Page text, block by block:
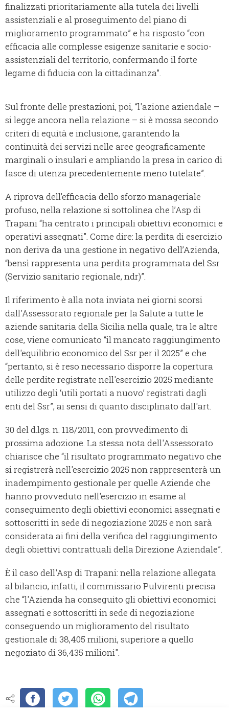
finalizzati prioritariamente alla tutela dei livelli
assistenziali e al proseguimento del piano di
miglioramento programmato” e ha risposto “con
efficacia alle complesse esigenze sanitarie e socio-
assistenziali del territorio, confermando il forte
legame di fiducia con la cittadinanza”.
Sul fronte delle prestazioni, poi, “l'azione aziendale –
si legge ancora nella relazione – si è mossa secondo
criteri di equità e inclusione, garantendo la
continuità dei servizi nelle aree geograficamente
marginali o insulari e ampliando la presa in carico di
fasce di utenza precedentemente meno tutelate”.
A riprova dell’efficacia dello sforzo manageriale
profuso, nella relazione si sottolinea che l’Asp di
Trapani “ha centrato i principali obiettivi economici e
operativi assegnati". Come dire: la perdita di esercizio
non deriva da una gestione in negativo dell’Azienda,
“bensì rappresenta una perdita programmata del Ssr
(Servizio sanitario regionale, ndr)”.
Il riferimento è alla nota inviata nei giorni scorsi
dall'Assessorato regionale per la Salute a tutte le
aziende sanitaria della Sicilia nella quale, tra le altre
cose, viene comunicato “il mancato raggiungimento
dell'equilibrio economico del Ssr per il 2025” e che
“pertanto, si è reso necessario disporre la copertura
delle perdite registrate nell'esercizio 2025 mediante
utilizzo degli ‘utili portati a nuovo’ registrati dagli
enti del Ssr”, ai sensi di quanto disciplinato dall'art.
30 del d.lgs. n. 118/2011, con provvedimento di
prossima adozione. La stessa nota dell'Assessorato
chiarisce che “il risultato programmato negativo che
si registrerà nell'esercizio 2025 non rappresenterà un
inadempimento gestionale per quelle Aziende che
hanno provveduto nell'esercizio in esame al
conseguimento degli obiettivi economici assegnati e
sottoscritti in sede di negoziazione 2025 e non sarà
considerata ai fini della verifica del raggiungimento
degli obiettivi contrattuali della Direzione Aziendale”.
È il caso dell'Asp di Trapani: nella relazione allegata
al bilancio, infatti, il commissario Pulvirenti precisa
che “l'Azienda ha conseguito gli obiettivi economici
assegnati e sottoscritti in sede di negoziazione
conseguendo un miglioramento del risultato
gestionale di 38,405 milioni, superiore a quello
negoziato di 36,435 milioni".